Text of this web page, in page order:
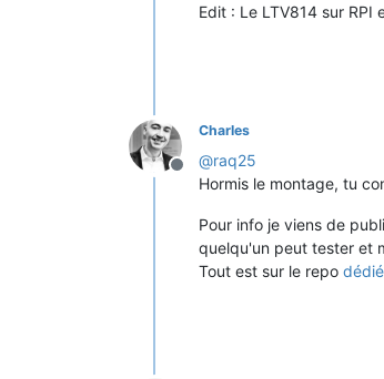
Edit : Le LTV814 sur
Offline
Charles
@raq25
Hormis le montage, tu
Pour info je viens de
quelqu'un peut tester et
Tout est sur le repo dédié